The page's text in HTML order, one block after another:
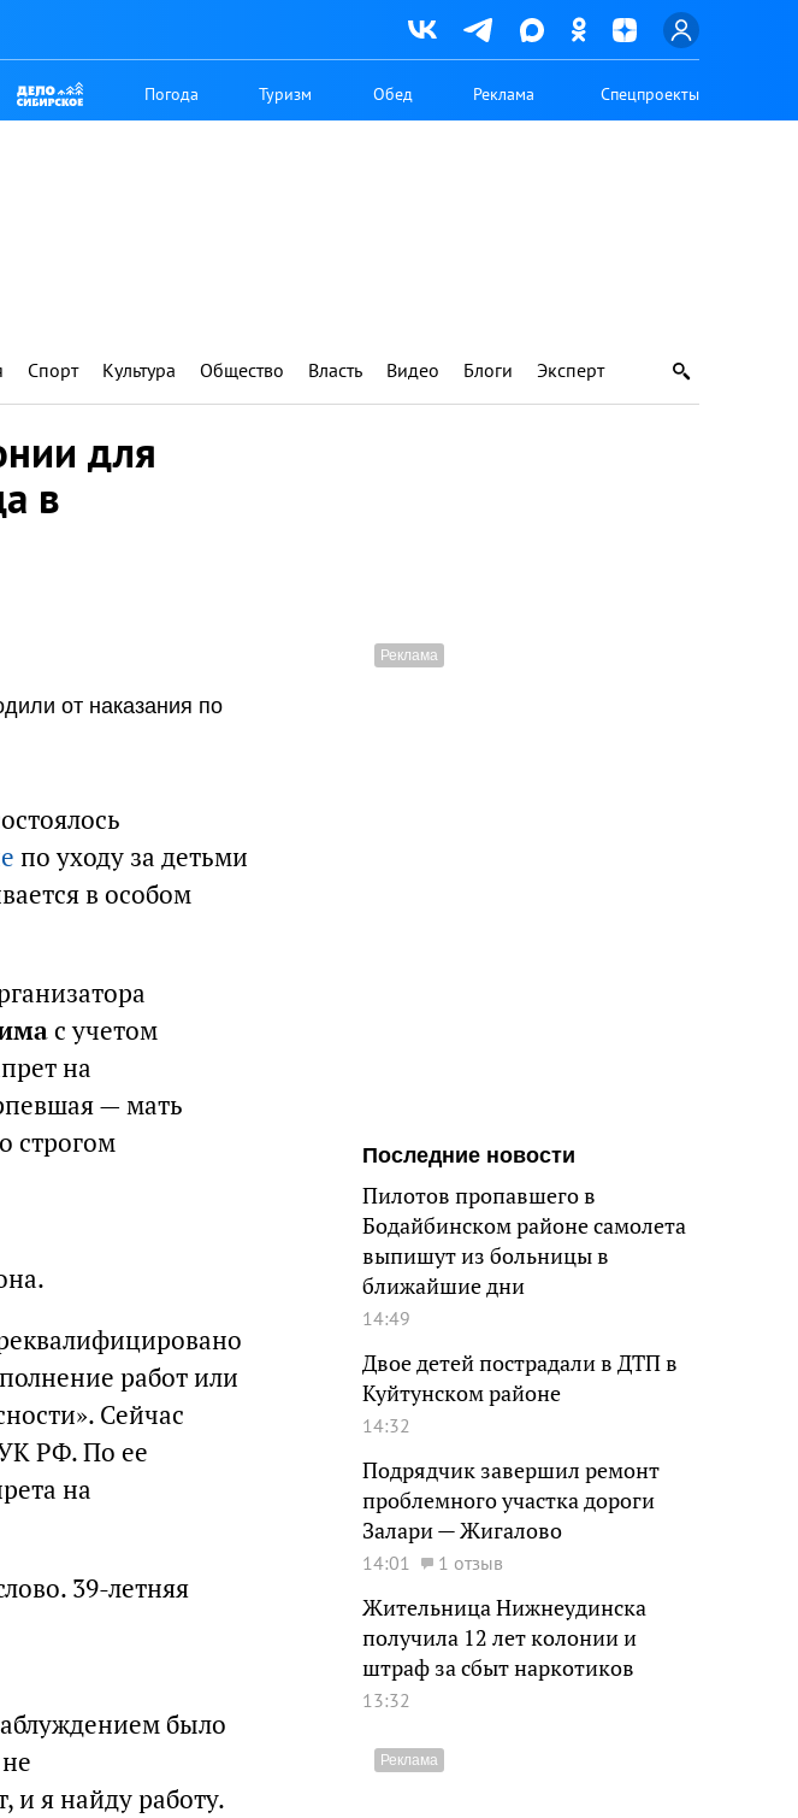
Погода Туризм Обед Реклама Спецпроекты
Спорт Культура Общество Власть Видео Блоги Эксперт
для
в
от наказания по
по уходу за детьми
в особом
с учетом
на
— мать
строгом
работ или
Сейчас
УК РФ. По ее
на
39-летняя
было
и я найду работу.
Последние новости
Пилотов пропавшего в
Бодайбинском районе самолета
выпишут из больницы в
ближайшие дни
14:49
Двое детей пострадали в ДТП в
Куйтунском районе
14:32
Подрядчик завершил ремонт
проблемного участка дороги
Залари — Жигалово
14:01 1 отзыв
Жительница Нижнеудинска
получила 12 лет колонии и
штраф за сбыт наркотиков
13:32